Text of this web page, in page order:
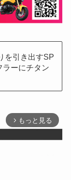
を引き出すSP
ラーにチタン
arrow_forward_ios もっと見る